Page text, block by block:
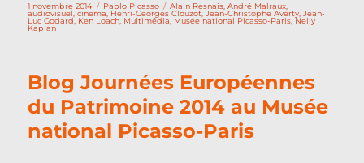
Publié
le
1 novembre 2014 Catégories
Pablo Picasso Étiquettes
Alain Resnais,André Malraux,
audiovisuel,cinema, Henri-Georges Clouzot,Jean-Christophe Averty,Jean-
Luc Godard, Ken Loach, Multimédia, Musée national Picasso-Paris, Nelly
Kaplan
Blog Journées Européennes
du Patrimoine 2014 au Musée
national Picasso-Paris